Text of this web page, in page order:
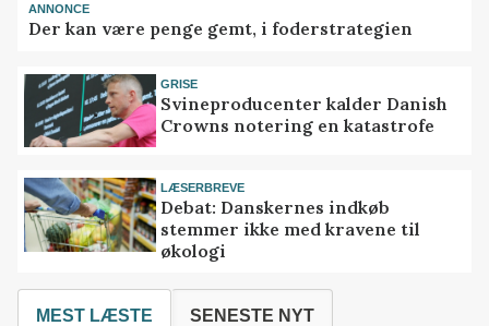
ANNONCE
Der kan være penge gemt, i foderstrategien
GRISE
Svineproducenter kalder Danish
Crowns notering en katastrofe
LÆSERBREVE
Debat: Danskernes indkøb
stemmer ikke med kravene til
økologi
MEST LÆSTE SENESTE NYT